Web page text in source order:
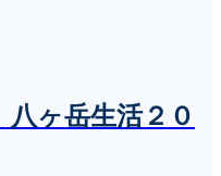
ヶ岳生活２０